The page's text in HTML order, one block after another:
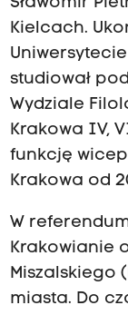
Kielcach.
studiował
Wydziale
Krakowa IV,
funkcję
Krakowa od
W
Krakowianie
Miszalskiego
miasta. Do